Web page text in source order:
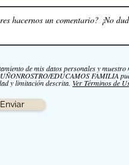
de mis datos personales y muestro
EDUCAMOS FAMILIA
y limitación descrita. Ver Términos de
Enviar